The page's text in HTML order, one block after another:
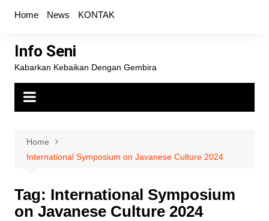
Home News KONTAK
Info Seni
Kabarkan Kebaikan Dengan Gembira
Home
International Symposium on Javanese Culture 2024
Tag: International Symposium
on Javanese Culture 2024